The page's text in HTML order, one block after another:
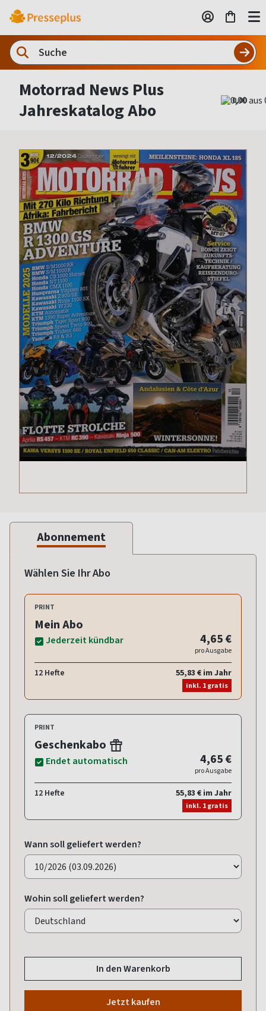
Motorrad News Plus
Jahreskatalog Abo
0,00
Abonnement
Wählen Sie Ihr Abo
PRINT
Mein Abo
Jederzeit kündbar 4,65 €
pro Ausgabe
12 Hefte 55,83 € im Jahr
inkl. 1 gratis
PRINT
Geschenkabo
Endet automatisch 4,65 €
pro Ausgabe
12 Hefte 55,83 € im Jahr
inkl. 1 gratis
Wann soll geliefert werden?
Wohin soll geliefert werden?
In den Warenkorb
Jetzt kaufen